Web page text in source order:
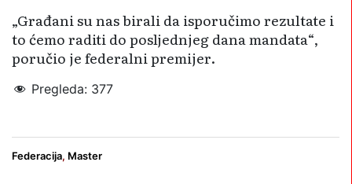
„Građani su nas birali da isporučimo rezultate i
to ćemo raditi do posljednjeg dana mandata“,
poručio je federalni premijer.
Pregleda: 377
Federacija, Master